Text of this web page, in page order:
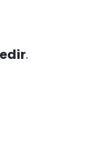
.